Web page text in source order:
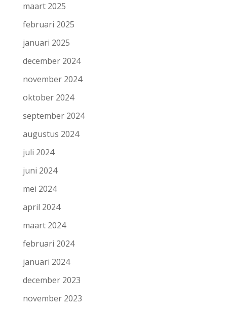
maart 2025
februari 2025
januari 2025
december 2024
november 2024
oktober 2024
september 2024
augustus 2024
juli 2024
juni 2024
mei 2024
april 2024
maart 2024
februari 2024
januari 2024
december 2023
november 2023